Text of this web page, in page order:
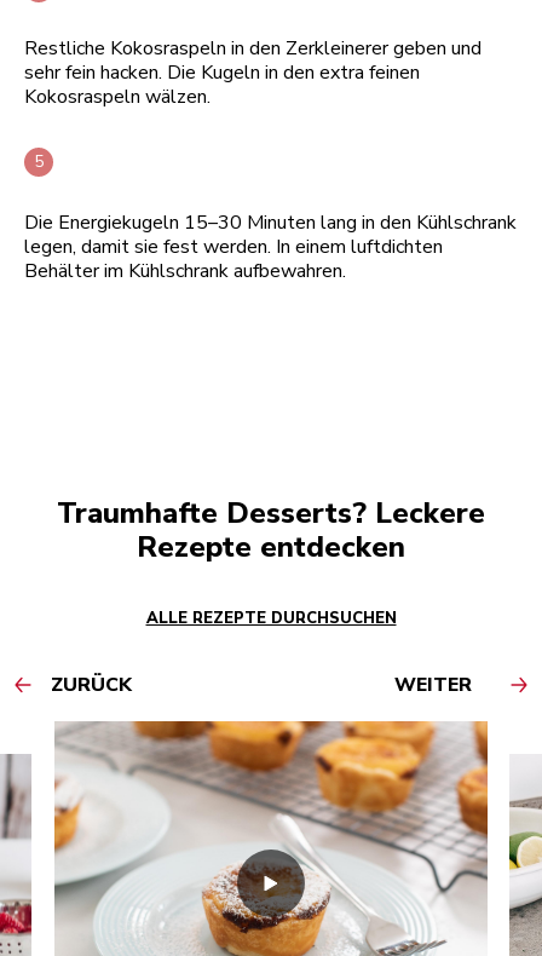
Restliche Kokosraspeln in den Zerkleinerer geben und
sehr fein hacken. Die Kugeln in den extra feinen
Kokosraspeln wälzen.
Die Energiekugeln 15–30 Minuten lang in den Kühlschrank
legen, damit sie fest werden. In einem luftdichten
Behälter im Kühlschrank aufbewahren.
Traumhafte Desserts? Leckere
Rezepte entdecken
ALLE REZEPTE DURCHSUCHEN
ZURÜCK WEITER